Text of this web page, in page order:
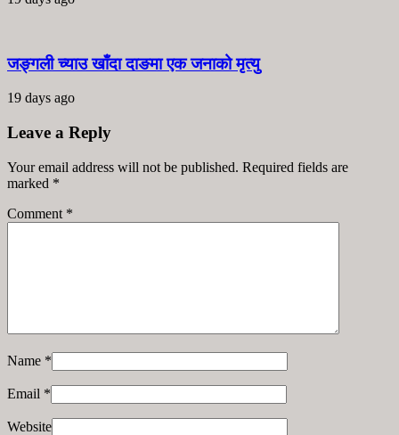
जङ्गली च्याउ खाँदा दाङमा एक जनाको मृत्यु
19 days ago
Leave a Reply
Your email address will not be published. Required fields are
marked *
Comment *
Name *
Email *
Website